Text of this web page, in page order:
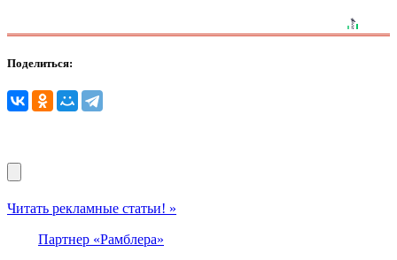
Поделиться:
Читать рекламные статьи! »
Партнер «Рамблера»